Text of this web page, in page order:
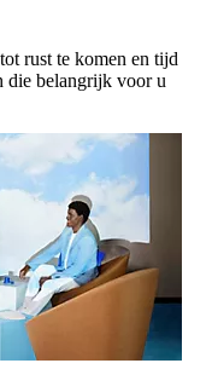
rust te komen en tijd
die belangrijk voor u